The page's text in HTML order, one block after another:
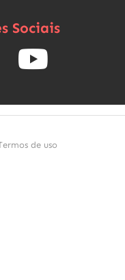
Sociais
de uso